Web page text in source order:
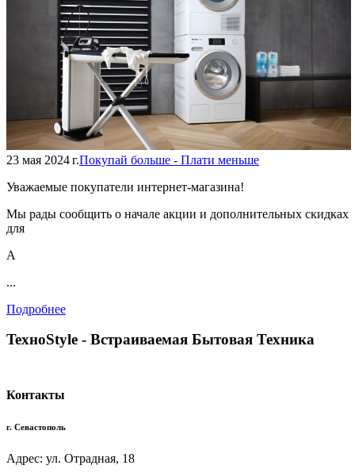
23 мая 2024 г.Покупай больше - Плати меньше
Уважаемые покупатели интернет-магазина!
Мы рады сообщить о начале акции и дополнительных скидках
для
А
...
Подробнее
TexноStyle - Встраиваемая Бытовая Техника
Контакты
г. Севастополь
Адрес: ул. Отрадная, 18